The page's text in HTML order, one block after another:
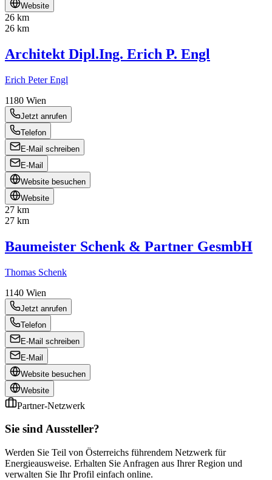
Website
26 km
26 km
Architekt Dipl.Ing. Erich P. Engl
Erich Peter Engl
1180 Wien
Jetzt anrufen
Telefon
E-Mail schreiben
E-Mail
Website besuchen
Website
27 km
27 km
Baumeister Schenk & Partner GesmbH
Thomas Schenk
1140 Wien
Jetzt anrufen
Telefon
E-Mail schreiben
E-Mail
Website besuchen
Website
Partner-Netzwerk
Sie sind Aussteller?
Werden Sie Teil von Österreichs führendem Netzwerk für
Energieausweise. Erhalten Sie Anfragen aus Ihrer Region und
verwalten Sie Ihr Profil einfach online.